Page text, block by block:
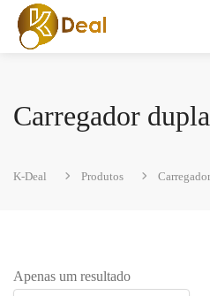
Carregador
K-Deal Produtos
Apenas um resultado